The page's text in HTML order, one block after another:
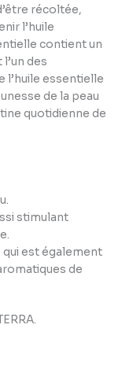
récoltée,
l’huile
contient un
des
l’huile essentielle
de la peau
quotidienne de
stimulant
est également
de